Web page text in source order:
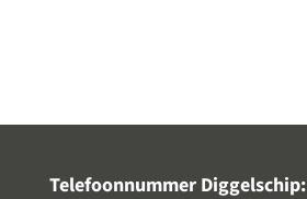
Telefoonnummer Diggelschip: